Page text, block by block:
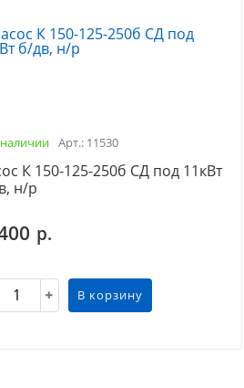
Арт.: 11530
К 150-125-250б СД под 11кВт
н/р
р.
В корзину